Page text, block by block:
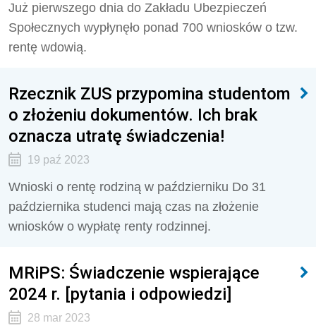
Już pierwszego dnia do Zakładu Ubezpieczeń
Społecznych wypłynęło ponad 700 wniosków o tzw.
rentę wdowią.
Rzecznik ZUS przypomina studentom
o złożeniu dokumentów. Ich brak
oznacza utratę świadczenia!
19 paź 2023
Wnioski o rentę rodziną w październiku Do 31
października studenci mają czas na złożenie
wniosków o wypłatę renty rodzinnej.
MRiPS: Świadczenie wspierające
2024 r. [pytania i odpowiedzi]
28 mar 2023